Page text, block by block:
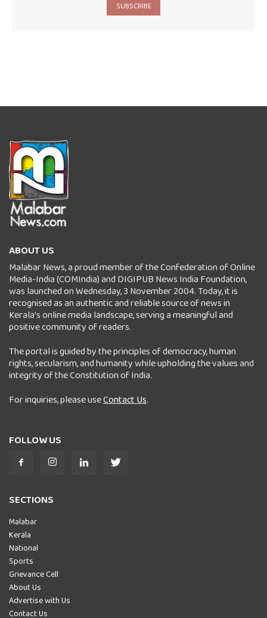
SUBSCRIBE
ABOUT US
Malabar News, a proud member of the Confederation of Online
Media-India (COMIndia) and DIGIPUB News India Foundation,
was launched on Wednesday, 3 November 2004. Today, it is
recognised as an authentic and reliable source of news in
Kerala’s online media landscape, serving a meaningful and
positive community of readers.
The portal is guided by the principles of democracy, human
rights, secularism, and humanity while upholding the values and
integrity of the Constitution of India.
For inquiries, please useContact Us.
FOLLOW US
SECTIONS
Malabar
Kerala
National
Sports
Grievance Cell
About Us
Advertise with Us
Contact Us